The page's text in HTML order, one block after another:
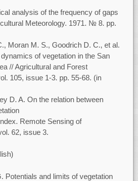
analysis of the frequency of gaps
Meteorology. 1971. № 8. pp.
Moran M. S., Goodrich D. C., et al.
of vegetation in the San
// Agricultural and Forest
105, issue 1-3. pp. 55-68. (in
D. A. On the relation between
Remote Sensing of
62, issue 3.
Potentials and limits of vegetation